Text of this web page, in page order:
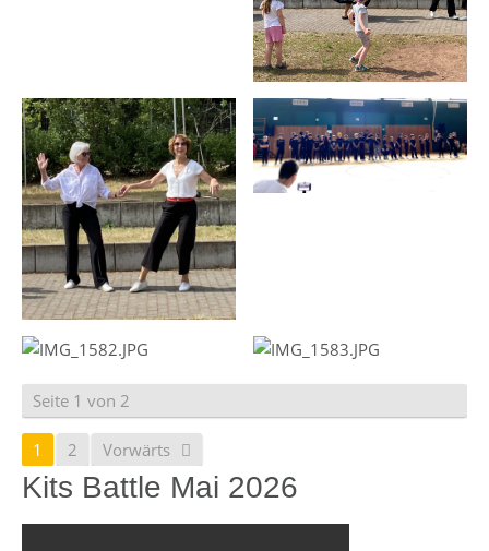
Seite 1 von 2
1 2 Vorwärts
Kits Battle Mai 2026